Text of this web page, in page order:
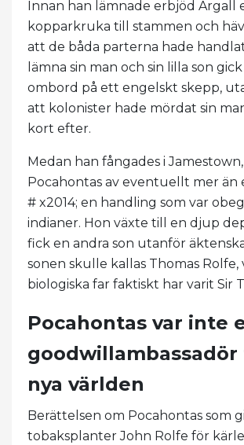
Innan han lämnade erbjöd Argall
kopparkruka till stammen och
att de båda parterna hade
lämna sin man och sin lilla son
ombord på ett engelskt skepp,
att kolonister hade mördat sin
kort efter.
Medan han fångades i
Pocahontas av eventuellt mer än
# x2014; en handling som var
indianer. Hon växte till en djup
fick en andra son utanför
sonen skulle kallas Thomas Rolfe,
biologiska far faktiskt har varit Sir
Pocahontas var inte
goodwillambassadör
nya världen
Berättelsen om Pocahontas som
tobaksplanter John Rolfe för